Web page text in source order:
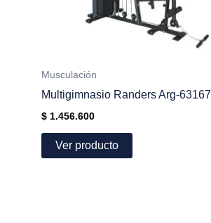
Musculación
Multigimnasio Randers Arg-63167
$ 1.456.600
Ver producto